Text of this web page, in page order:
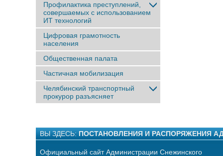
Профилактика преступлений,
совершаемых с использованием
ИТ технологий
Цифровая грамотность
населения
Общественная палата
Частичная мобилизация
Челябинский транспортный
прокурор разъясняет
ВЫ ЗДЕСЬ: ПОСТАНОВЛЕНИЯ И РАСПОРЯЖЕНИЯ
Официальный сайт Администрации Снежинского